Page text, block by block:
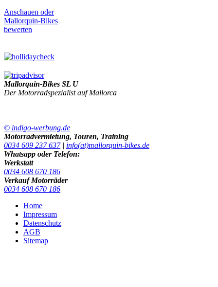
Anschauen oder
Mallorquin-Bikes
bewerten
Mallorquin-Bikes SL U
Der Motorradspezialist auf Mallorca
© indigo-werbung.de
Motorradvermietung, Touren, Training
0034 609 237 637| info(at)mallorquin-bikes.de
Whatsapp oder Telefon:
Werkstatt
0034 608 670 186
Verkauf Motorräder
0034 608 670 186
Home
Impressum
Datenschutz
AGB
Sitemap